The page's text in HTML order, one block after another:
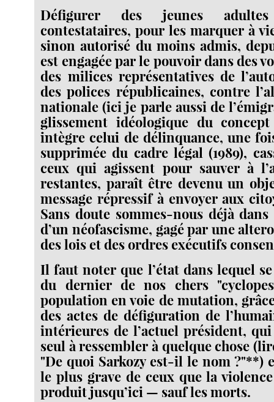
Défigurer des jeunes
contestataires, pour les marquer à
sinon autorisé du moins admis,
est engagée par le pouvoir dans des
des milices représentatives de
des polices républicaines, contre
nationale (ici je parle aussi de
glissement idéologique du concept
intègre celui de délinquance, une
supprimée du cadre légal (1989),
ceux qui agissent pour sauver à
restantes, paraît être devenu un
message répressif à envoyer aux
Sans doute sommes-nous déjà
d’un néofascisme, gagé par une
des lois et des ordres exécutifs
Il faut noter que l’état dans lequel
du dernier de nos chers
population en voie de mutation,
des actes de défiguration de
intérieures de l’actuel président,
seul à ressembler à quelque chose
"De quoi Sarkozy est-il le nom ?"**)
le plus grave de ceux que la
produit jusqu’ici — sauf les morts.